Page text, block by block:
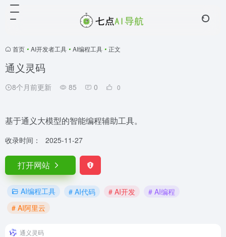
首页 • AI开发者工具 • AI编程工具 • 正文
通义灵码
8个月前更新 85 0 0
基于通义大模型的智能编程辅助工具。
收录时间： 2025-11-27
打开网站
AI编程工具 # AI代码 # AI开发
# AI编程
# AI阿里云
通义灵码